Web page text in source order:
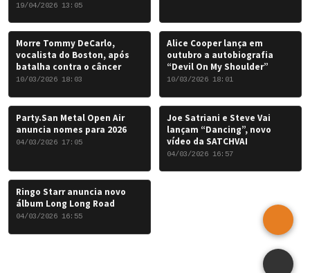
19/04/2026 13:05
Morre Tommy DeCarlo,
vocalista do Boston, após
batalha contra o câncer
10/03/2026 18:03
Alice Cooper lança em
outubro a autobiografia
“Devil On My Shoulder”
10/03/2026 18:01
Party.San Metal Open Air
anuncia nomes para 2026
04/03/2026 17:05
Joe Satriani e Steve Vai
lançam “Dancing”, novo
vídeo da SATCHVAI
04/03/2026 16:57
Ringo Starr anuncia novo
álbum Long Long Road
04/03/2026 16:55